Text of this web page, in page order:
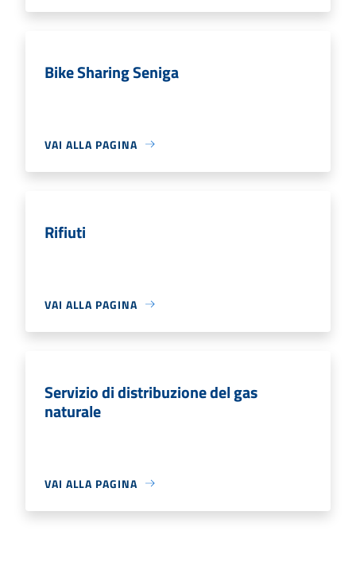
Bike Sharing Seniga
VAI ALLA PAGINA
Rifiuti
VAI ALLA PAGINA
Servizio di distribuzione del gas
naturale
VAI ALLA PAGINA